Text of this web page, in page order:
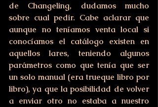
de Changeling, dudamos mucho
sobre cual pedir. Cabe aclarar que
aunque no teníamos venta local si
conocíamos el catálogo existen en
aquellos lares, teniendo algunos
parámetros como que tenía que ser
un solo manual (era trueque libro por
libro), ya que la posibilidad de volver
a enviar otro no estaba a nuestro